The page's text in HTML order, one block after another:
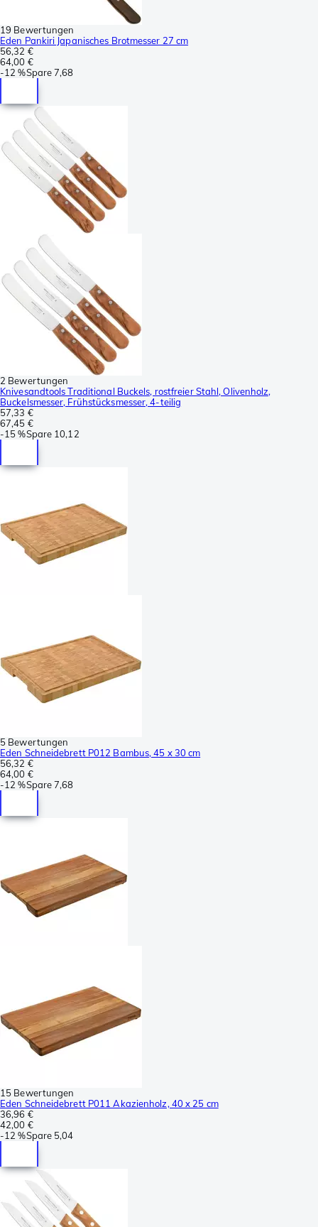
19 Bewertungen
Eden Pankiri Japanisches Brotmesser 27 cm
56,32 €
64,00 €
-12 %Spare7,68
2 Bewertungen
Knivesandtools Traditional Buckels, rostfreier Stahl, Olivenholz,
Buckelsmesser, Frühstücksmesser, 4-teilig
57,33 €
67,45 €
-15 %Spare 10,12
5 Bewertungen
Eden Schneidebrett P012 Bambus, 45 x 30 cm
56,32 €
64,00 €
-12 %Spare7,68
15 Bewertungen
Eden Schneidebrett P011 Akazienholz, 40 x 25 cm
36,96 €
42,00 €
-12 %Spare 5,04